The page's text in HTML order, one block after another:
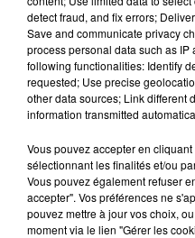
NICOLETTA
Fio Maravilla
AUTRES
detect fraud, and fix errors;
Save and communicate privacy
process personal data such as
following functionalities: Identify
requested; Use precise
other data sources; Link different
information transmitted
Vous pouvez accepter en
sélectionnant les finalités et/ou
Vous pouvez également refuser
accepter". Vos préférences ne
pouvez mettre à jour vos choix,
moment via le lien "Gérer les